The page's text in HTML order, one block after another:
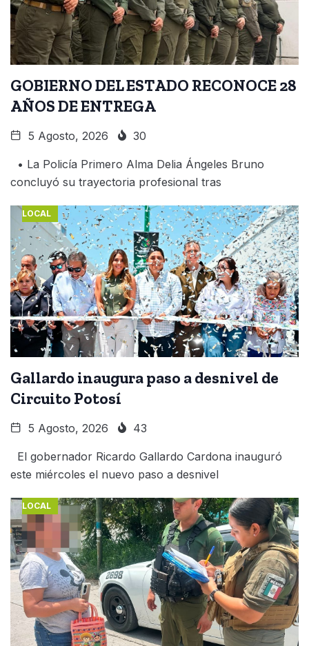
GOBIERNO DEL ESTADO RECONOCE 28
AÑOS DE ENTREGA
5 Agosto, 2026 30
• La Policía Primero Alma Delia Ángeles Bruno
concluyó su trayectoria profesional tras
LOCAL
Gallardo inaugura paso a desnivel de
Circuito Potosí
5 Agosto, 2026 43
El gobernador Ricardo Gallardo Cardona inauguró
este miércoles el nuevo paso a desnivel
LOCAL